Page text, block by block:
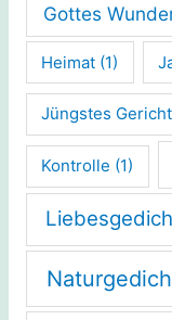
Gottes
Heimat (1)
Jüngstes Gericht
Kontrolle (1)